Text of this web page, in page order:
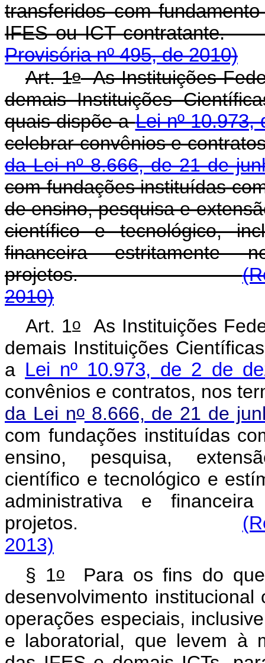
transferidos com
IFES ou ICT
Provisória nº 495, de 2010)
Art. 1oAs Instituições
demais Instituições
quais dispõe aLei nº 10.973,
celebrar convênios e
da Lei nº 8.666, de 21 de
com fundações instituídas
de ensino, pesquisa e
científico e tecnológico,
financeira estritamente
projetos.
2010)
Art. 1oAs Instituições
demais Instituições
a Lei nº 10.973, de 2 de
convênios e contratos, nos
da Lei no8.666, de 21 de
com fundações instituídas
ensino, pesquisa,
científico e tecnológico e
administrativa e
projetos.
2013)
§ 1oPara os fins do que
desenvolvimento
operações especiais,
e laboratorial, que levem à